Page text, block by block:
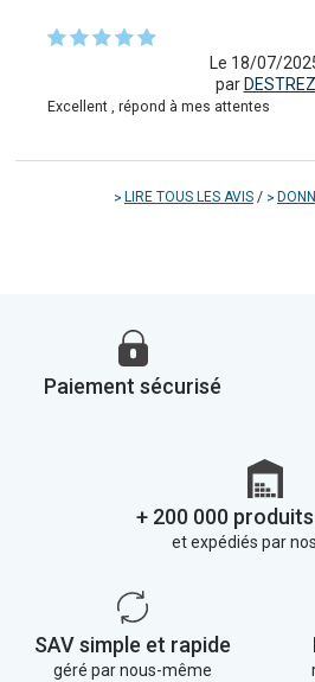
Le 18/07/
parDESTREZ
Excellent , répond à mes attentes
LIRE TOUS LES AVIS /
Paiement sécurisé
+ 200 000
et expédiés par
SAV simple et rapide
géré par nous-même